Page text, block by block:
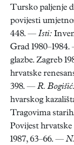
Tursko paljenje
povijesti
448. — Isti:
Grad
glazbe. Zagreb
hrvatske
398. — R.
hvarskog
Tragovima
Povijest
1987, 63–66. —